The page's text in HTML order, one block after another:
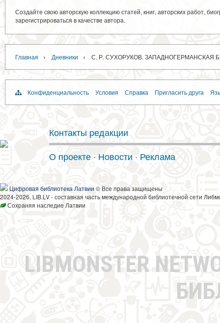
Создайте свою авторскую коллекцию статей, книг, авторских работ,
зарегистрироваться в качестве автора.
Главная › Дневники › С. Р. СУХОРУКОВ. ЗАПАДНОГЕРМАНСКАЯ
Конфиденциальность Условия Справка Пригласить друга
Контакты редакции
О проекте · Новости · Реклама
Цифровая библиотека Латвии © Все права защищены
2024-2026, LIB.LV - составная часть международной библиотечной сети
Сохраняя наследие Латвии
LIBMONSTER